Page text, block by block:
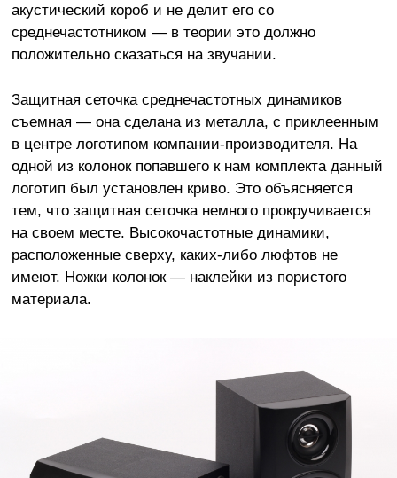
акустический короб и не делит его со
среднечастотником — в теории это должно
положительно сказаться на звучании.
Защитная сеточка среднечастотных динамиков
съемная — она сделана из металла, с приклеенным
в центре логотипом компании-производителя. На
одной из колонок попавшего к нам комплекта данный
логотип был установлен криво. Это объясняется
тем, что защитная сеточка немного прокручивается
на своем месте. Высокочастотные динамики,
расположенные сверху, каких-либо люфтов не
имеют. Ножки колонок — наклейки из пористого
материала.